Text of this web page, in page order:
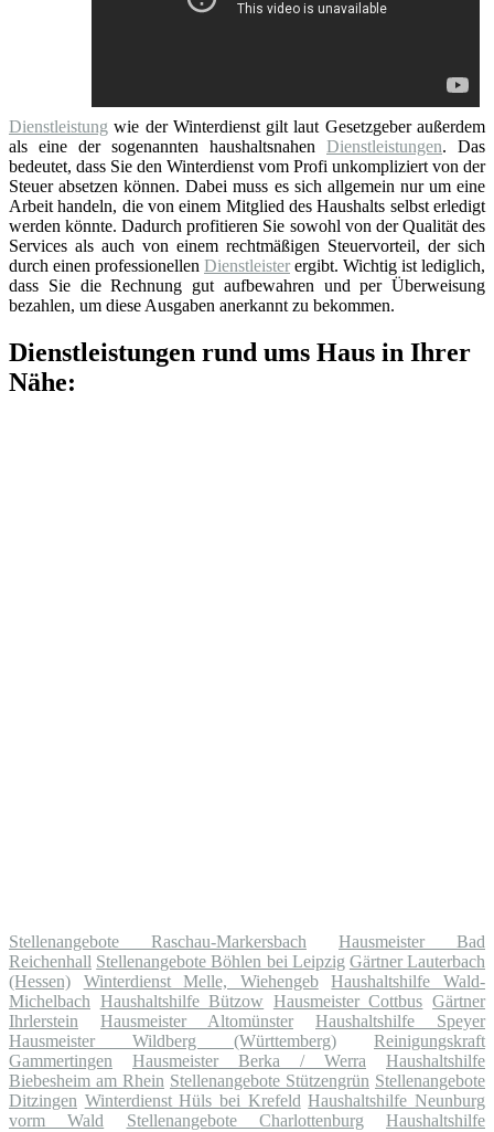
Dienstleistung wie der Winterdienst gilt laut Gesetzgeber außerdem
als eine der sogenannten haushaltsnahen Dienstleistungen. Das
bedeutet, dass Sie den Winterdienst vom Profi unkompliziert von der
Steuer absetzen können. Dabei muss es sich allgemein nur um eine
Arbeit handeln, die von einem Mitglied des Haushalts selbst erledigt
werden könnte. Dadurch profitieren Sie sowohl von der Qualität des
Services als auch von einem rechtmäßigen Steuervorteil, der sich
durch einen professionellen Dienstleister ergibt. Wichtig ist lediglich,
dass Sie die Rechnung gut aufbewahren und per Überweisung
bezahlen, um diese Ausgaben anerkannt zu bekommen.
Dienstleistungen rund ums Haus in Ihrer
Nähe:
Stellenangebote Raschau-Markersbach
Hausmeister Bad
Reichenhall Stellenangebote Böhlen bei Leipzig Gärtner Lauterbach
(Hessen)
Winterdienst Melle, Wiehengeb
Haushaltshilfe Wald-
Michelbach Haushaltshilfe Bützow Hausmeister Cottbus Gärtner
Ihrlerstein
Hausmeister Altomünster
Haushaltshilfe Speyer
Hausmeister Wildberg (Württemberg)
Reinigungskraft
Gammertingen
Hausmeister Berka / Werra
Haushaltshilfe
Biebesheim am Rhein Stellenangebote Stützengrün Stellenangebote
Ditzingen Winterdienst Hüls bei Krefeld Haushaltshilfe Neunburg
vorm Wald
Stellenangebote Charlottenburg
Haushaltshilfe